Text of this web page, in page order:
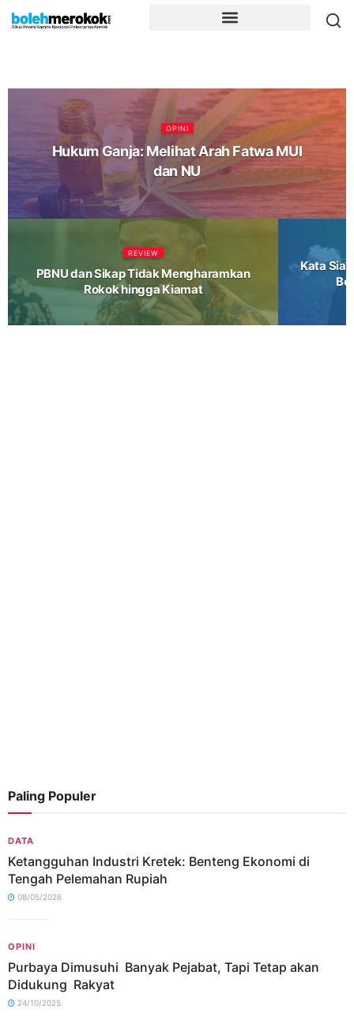
OPINI
Hukum Ganja: Melihat Arah Fatwa MUI
dan NU
REVIEW
PBNU dan Sikap Tidak Mengharamkan
Rokok hingga Kiamat
Kata
Paling Populer
DATA
Ketangguhan Industri Kretek: Benteng Ekonomi di
Tengah Pelemahan Rupiah
08/05/2026
OPINI
Purbaya Dimusuhi Banyak Pejabat, Tapi Tetap akan
Didukung Rakyat
24/10/2025